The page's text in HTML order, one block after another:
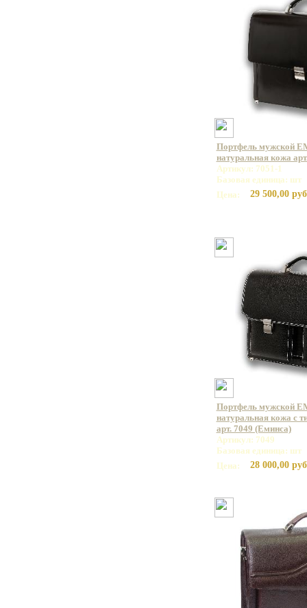
Портфель мужской
натуральная кожа
Артикул: 7051-1
Базовая единица: шт
Цена:
29 500,00
Портфель мужской
натуральная кожа с
арт. 7049 (Еминса)
Артикул: 7049
Базовая единица: шт
Цена:
28 000,00